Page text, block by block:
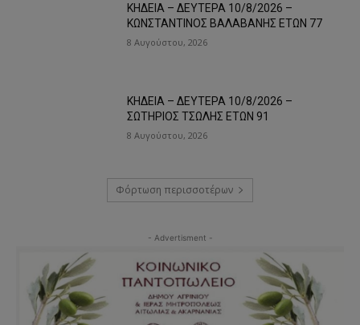
ΚΗΔΕΙΑ – ΔΕΥΤΕΡΑ 10/8/2026 –
ΚΩΝΣΤΑΝΤΙΝΟΣ ΒΑΛΑΒΑΝΗΣ ΕΤΩΝ 77
8 Αυγούστου, 2026
ΚΗΔΕΙΑ – ΔΕΥΤΕΡΑ 10/8/2026 –
ΣΩΤΗΡΙΟΣ ΤΣΩΛΗΣ ΕΤΩΝ 91
8 Αυγούστου, 2026
Φόρτωση περισσοτέρων
- Advertisment -